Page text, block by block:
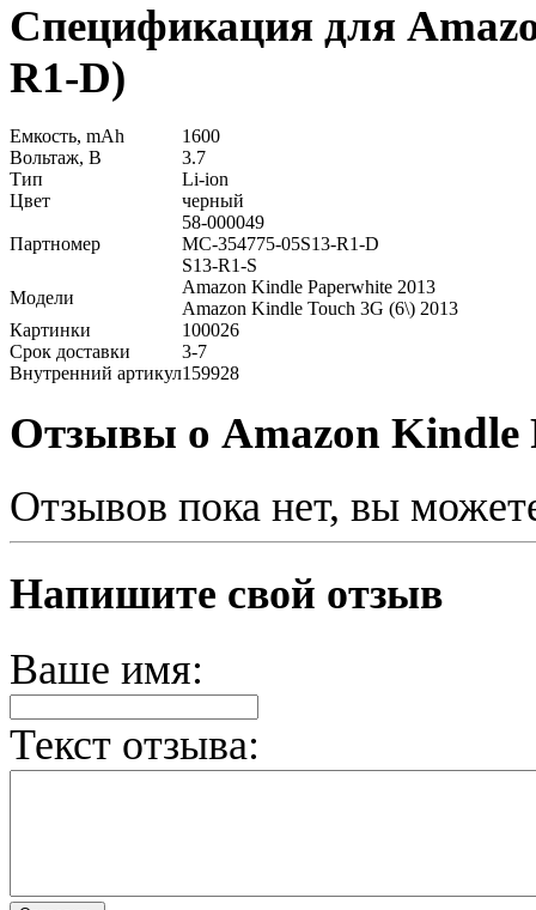
Спецификация для
R1-D)
Емкость, mAh
1600
Вольтаж, В
3.7
Тип
Li-ion
Цвет
черный
Партномер
58-000049
MC-354775-05S13-R1-D
S13-R1-S
Модели
Amazon Kindle Paperwhite 2013
Amazon Kindle Touch 3G (6\) 2013
Картинки
100026
Срок доставки
3-7
Внутренний артикул159928
Отзывы о Amazon Kindle
Отзывов пока нет, вы
Напишите свой отзыв
Ваше имя:
Текст отзыва: